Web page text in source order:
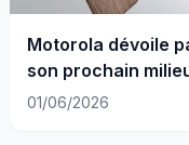
Motorola dévoile
son prochain
gamme
01/06/2026